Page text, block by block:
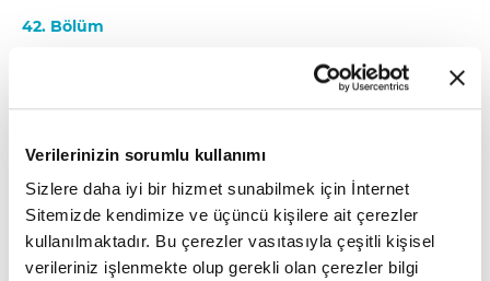
Verilerinizin sorumlu kullanımı
Sizlere daha iyi bir hizmet sunabilmek için İnternet
Sitemizde kendimize ve üçüncü kişilere ait çerezler
kullanılmaktadır. Bu çerezler vasıtasıyla çeşitli kişisel
verileriniz işlenmekte olup gerekli olan çerezler bilgi
42. Bölüm
Çocuk Atölyesi'nin bu bölümünde kelimelerden
cümle kurma oyunu oynadık. Programın "Nasıl
yapmayı öğrendik. "Sürpriz Balon"
bölümümüzde ise balonlardan istiridye
yapmayı öğrendik. Programın son bölümünde
kitaba ulaşma oyunu oynayan yarışmacılarımız,